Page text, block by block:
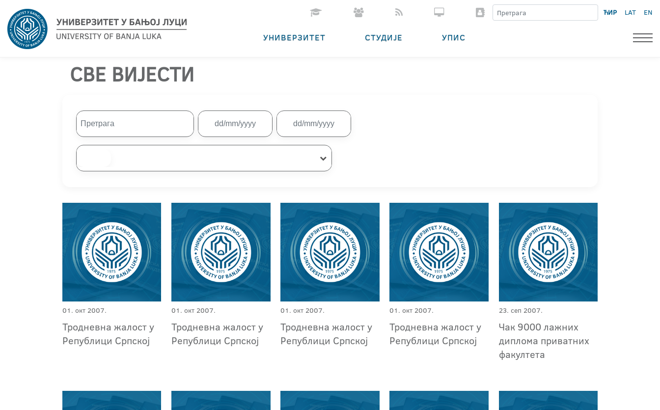
ЋИР LAT EN
УНИВЕРЗИТЕТ СТУДИЈЕ УПИС
СВЕ ВИЈЕСТИ
01. окт 2007.
Тродневна жалост у
Републици Српској
01. окт 2007.
Тродневна жалост у
Републици Српској
01. окт 2007.
Тродневна жалост у
Републици Српској
01. окт 2007.
Тродневна жалост у
Републици Српској
23. сеп 2007.
Чак 9000 лажних
диплома приватних
факултета